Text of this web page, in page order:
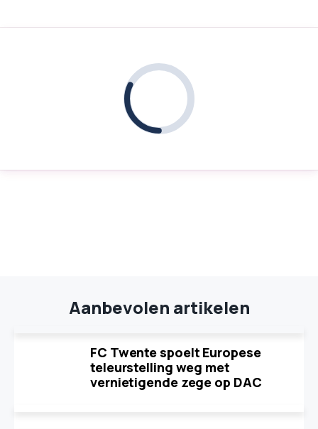
Aanbevolen artikelen
FC Twente spoelt Europese
teleurstelling weg met
vernietigende zege op DAC